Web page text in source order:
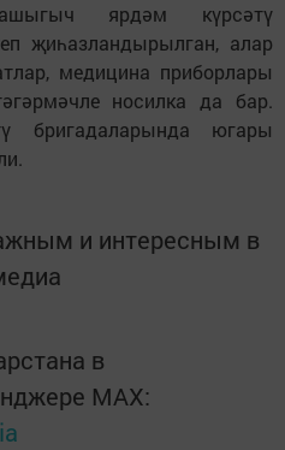
ярдәм күрсәтү
җиһазландырылган, алар
медицина приборлары
носилка да бар.
бригадаларында югары
и интересным в
в
MАХ: